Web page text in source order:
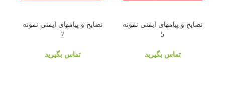
نصایح و پیامهای ایمنی نمونه
5
تماس بگیرید
نصایح و پیامهای ایمنی نمونه
7
تماس بگیرید